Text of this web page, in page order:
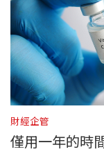
財經企管
僅用一年的時